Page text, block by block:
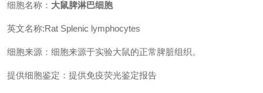
细胞名称： 大鼠脾淋巴细胞
英文名称:Rat Splenic lymphocytes
细胞来源：细胞来源于实验大鼠的正常脾脏组织。
提供细胞鉴定：提供免疫荧光鉴定报告